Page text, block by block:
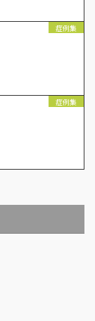
症例集
症例集